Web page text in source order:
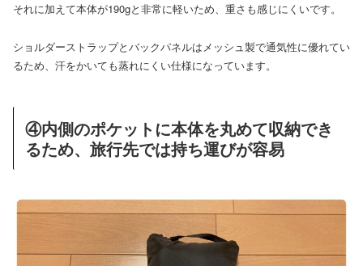
それに加えて本体が190gと非常に軽いため、重さも感じにくいです。
ショルダーストラップとバックパネルはメッシュ製で通気性に優れてい
るため、汗をかいても蒸れにくい仕様になっています。
④内側のポケットに本体を丸めて収納でき
るため、旅行先では持ち運びが容易